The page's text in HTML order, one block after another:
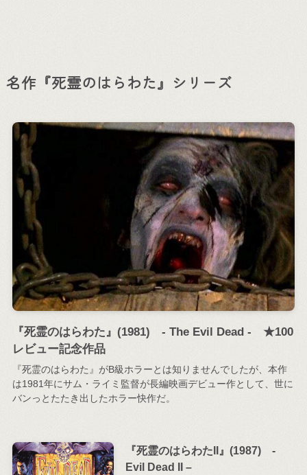
名作『死霊のはらわた』シリーズ
『死霊のはらわた』(1981) - The Evil Dead - ★100
レビュー記念作品
『死霊のはらわた』がB級ホラーとは知りませんでしたが、本作
は1981年にサム・ライミ監督が長編映画デビュー作として、世に
バンっとたたき出したホラー快作だ。
『死霊のはらわたII』(1987) -
Evil Dead II –